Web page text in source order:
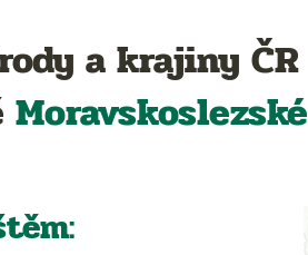
a krajiny ČR
Moravskoslezské